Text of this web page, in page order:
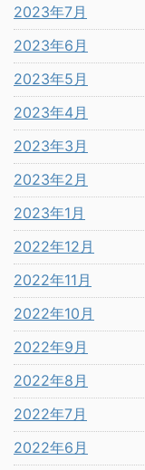
2023年7月
2023年6月
2023年5月
2023年4月
2023年3月
2023年2月
2023年1月
2022年12月
2022年11月
2022年10月
2022年9月
2022年8月
2022年7月
2022年6月